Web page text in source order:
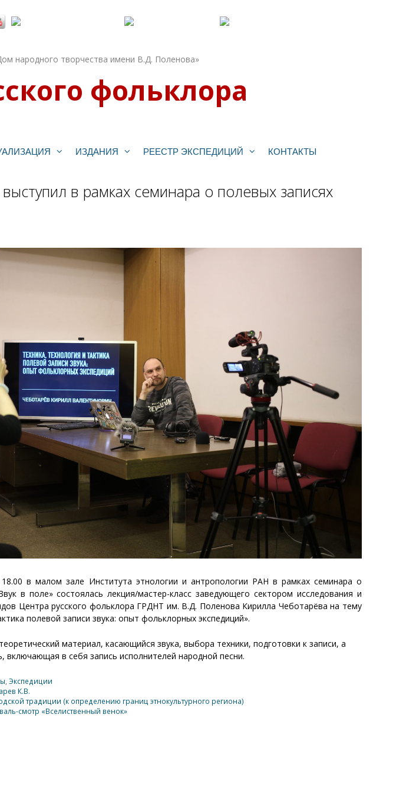
народного творчества имени В.Д. Поленова»
фольклора
ИЗДАНИЯ РЕЕСТР ЭКСПЕДИЦИЙ КОНТАКТЫ
в рамках семинара о полевых записях
в малом зале Института этнологии и антропологии РАН в рамках семинара о
в поле» состоялась лекция/мастер-класс заведующего сектором исследования и
Центра русского фольклора ГРДНТ им. В.Д. Поленова Кирилла Чеботарёва на тему
полевой записи звука: опыт фольклорных экспедиций».
материал, касающийся звука, выбора техники, подготовки к записи, а
включающая в себя запись исполнителей народной песни.
,Экспедиции
К.В.
традиции (к определению границ этнокультурного региона)
смотр «Вселиственный венок»